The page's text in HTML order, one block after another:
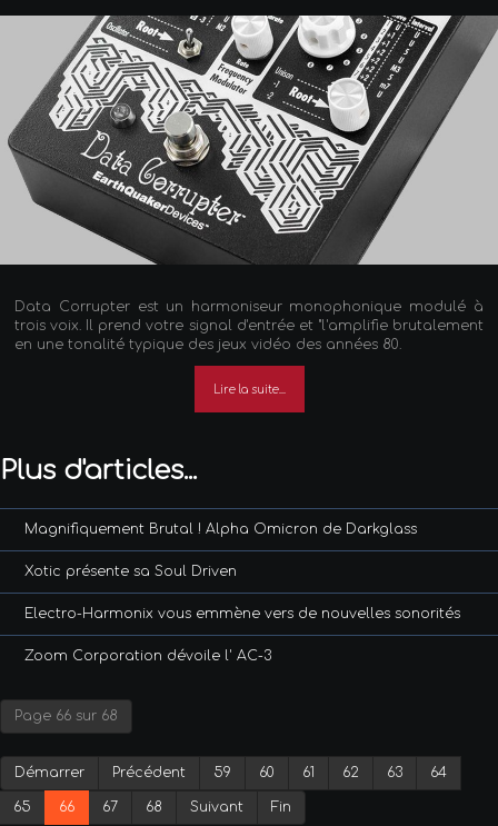
Data Corrupter est un harmoniseur monophonique modulé à
trois voix. Il prend votre signal d'entrée et "l'amplifie brutalement
en une tonalité typique des jeux vidéo des années 80.
Lire la suite...
Plus d'articles...
Magnifiquement Brutal ! Alpha Omicron de Darkglass
Xotic présente sa Soul Driven
Electro-Harmonix vous emmène vers de nouvelles sonorités
Zoom Corporation dévoile l' AC-3
Page 66 sur 68
Démarrer Précédent 59 60 61 62 63 64
65 66 67 68 Suivant Fin